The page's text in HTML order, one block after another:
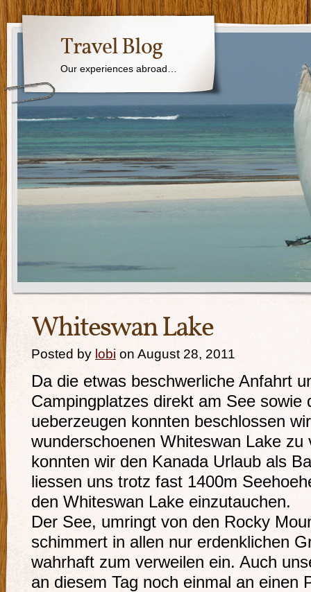
Travel Blog
Our experiences abroad…
Whiteswan Lake
Posted by lobi on August 28, 2011
Da die etwas beschwerliche Anfahrt
Campingplatzes direkt am See sowie
ueberzeugen konnten beschlossen
wunderschoenen Whiteswan Lake
konnten wir den Kanada Urlaub als
liessen uns trotz fast 1400m
den Whiteswan Lake einzutauchen.
Der See, umringt von den Rocky
schimmert in allen nur erdenklichen
wahrhaft zum verweilen ein. Auch
an diesem Tag noch einmal an einen